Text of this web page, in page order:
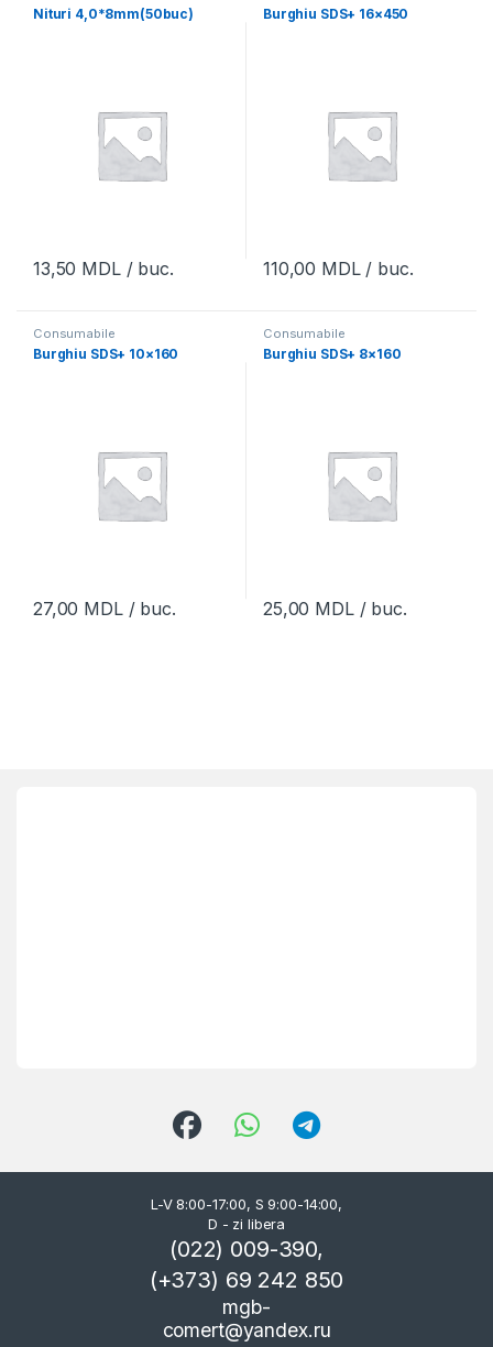
Nituri 4,0*8mm(50buc)
13,50 MDL/ buc.
Burghiu SDS+ 16×450
110,00 MDL/ buc.
Consumabile
Burghiu SDS+ 10×160
27,00 MDL/ buc.
Consumabile
Burghiu SDS+ 8×160
25,00 MDL/ buc.
L-V 8:00-17:00, S 9:00-14:00,
D - zi libera
(022) 009-390,
(+373) 69 242 850
mgb-
comert@yandex.ru